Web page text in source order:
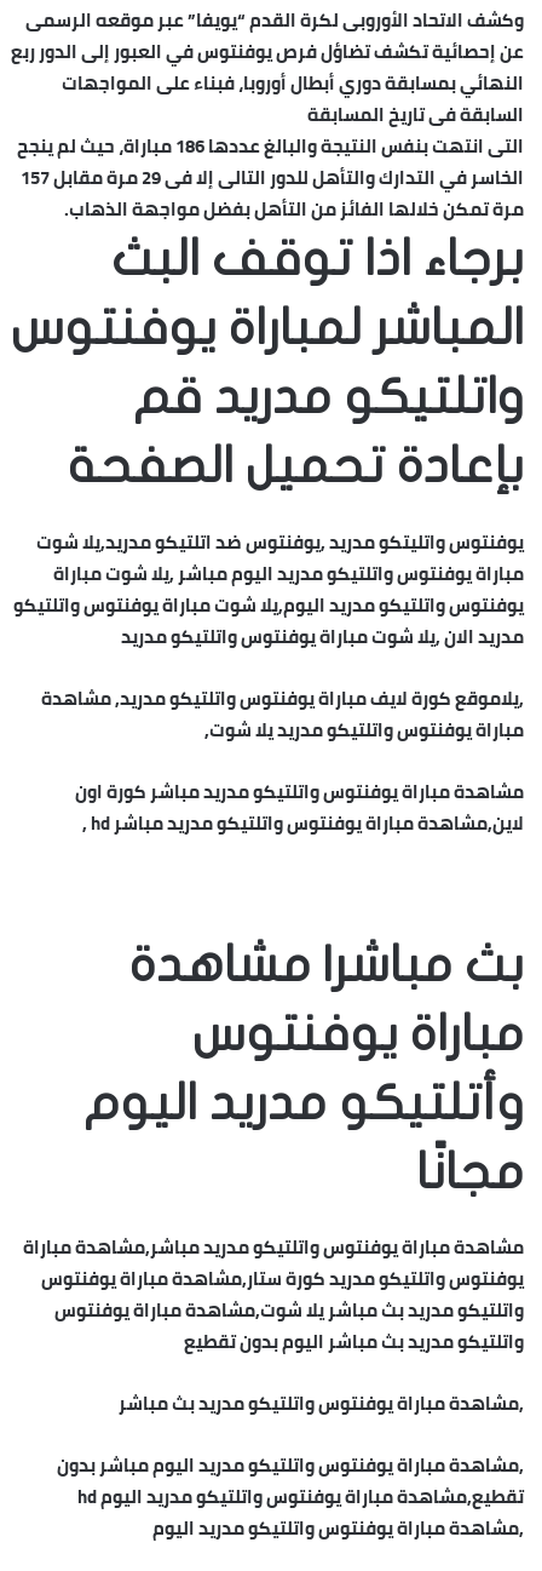
وكشف الاتحاد الأوروبى لكرة القدم “يويفا” عبر موقعه الرسمى
عن إحصائية تكشف تضاؤل فرص يوفنتوس في العبور إلى الدور ربع
النهائي بمسابقة دوري أبطال أوروبا، فبناء على المواجهات
السابقة فى تاريخ المسابقة
التى انتهت بنفس النتيجة والبالغ عددها 186 مباراة، حيث لم ينجح
الخاسر في التدارك والتأهل للدور التالى إلا فى 29 مرة مقابل 157
مرة تمكن خلالها الفائز من التأهل بفضل مواجهة الذهاب.
برجاء اذا توقف البث
المباشر لمباراة يوفنتوس
واتلتيكو مدريد قم
بإعادة تحميل الصفحة
يوفنتوس واتليتكو مدريد ,يوفنتوس ضد اتلتيكو مدريد,يلا شوت
مباراة يوفنتوس واتلتيكو مدريد اليوم مباشر ,يلا شوت مباراة
يوفنتوس واتلتيكو مدريد اليوم,يلا شوت مباراة يوفنتوس واتلتيكو
مدريد الان ,يلا شوت مباراة يوفنتوس واتلتيكو مدريد
,يلاموقع كورة لايف مباراة يوفنتوس واتلتيكو مدريد, مشاهدة
مباراة يوفنتوس واتلتيكو مدريد يلا شوت,
مشاهدة مباراة يوفنتوس واتلتيكو مدريد مباشر كورة اون
لاين,مشاهدة مباراة يوفنتوس واتلتيكو مدريد مباشر hd ,
بث مباشر| مشاهدة
مباراة يوفنتوس
وأتلتيكو مدريد اليوم
مجانًا
مشاهدة مباراة يوفنتوس واتلتيكو مدريد مباشر,مشاهدة مباراة
يوفنتوس واتلتيكو مدريد كورة ستار,مشاهدة مباراة يوفنتوس
واتلتيكو مدريد بث مباشر يلا شوت,مشاهدة مباراة يوفنتوس
واتلتيكو مدريد بث مباشر اليوم بدون تقطيع
,مشاهدة مباراة يوفنتوس واتلتيكو مدريد بث مباشر
,مشاهدة مباراة يوفنتوس واتلتيكو مدريد اليوم مباشر بدون
تقطيع,مشاهدة مباراة يوفنتوس واتلتيكو مدريد اليوم hd
,مشاهدة مباراة يوفنتوس واتلتيكو مدريد اليوم